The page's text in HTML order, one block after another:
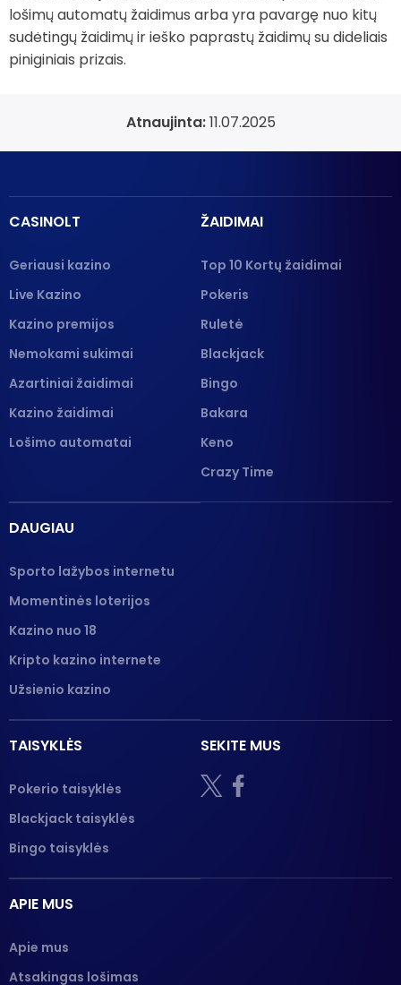
lošimų automatų žaidimus arba yra pavargę nuo kitų
sudėtingų žaidimų ir ieško paprastų žaidimų su dideliais
piniginiais prizais.
Atnaujinta:11.07.2025
CASINOLT
Geriausi kazino
Live Kazino
Kazino premijos
Nemokami sukimai
Azartiniai žaidimai
Kazino žaidimai
Lošimo automatai
ŽAIDIMAI
Top 10 Kortų žaidimai
Pokeris
Ruletė
Blackjack
Bingo
Bakara
Keno
Crazy Time
DAUGIAU
Sporto lažybos internetu
Momentinės loterijos
Kazino nuo 18
Kripto kazino internete
Užsienio kazino
TAISYKLĖS
Pokerio taisyklės
Blackjack taisyklės
Bingo taisyklės
SEKITE MUS
APIE MUS
Apie mus
Atsakingas lošimas